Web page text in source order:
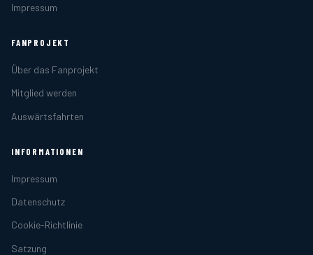
Impressum
FANPROJEKT
Über das Fanprojekt
Mitglied werden
Auswärtsfahrten
INFORMATIONEN
Impressum
Datenschutz
Cookie-Richtlinie
Satzung